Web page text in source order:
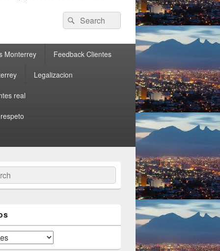
Search
for:
Search
Monterrey Feedback Clientes
Legalizacion
real